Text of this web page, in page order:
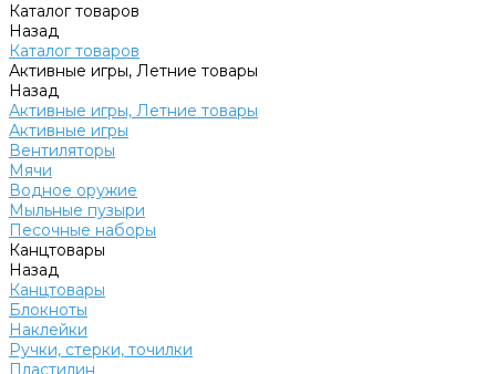
Каталог товаров
Назад
Каталог товаров
Активные игры, Летние товары
Назад
Активные игры, Летние товары
Активные игры
Вентиляторы
Мячи
Водное оружие
Мыльные пузыри
Песочные наборы
Канцтовары
Назад
Канцтовары
Блокноты
Наклейки
Ручки, стерки, точилки
Пластилин